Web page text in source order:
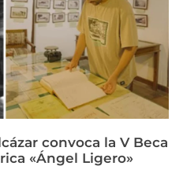
convoca la V Beca
«Ángel Ligero»